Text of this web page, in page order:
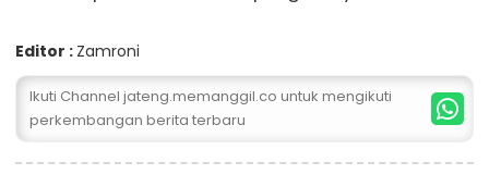
Editor : Zamroni
Ikuti Channel jateng.memanggil.co untuk mengikuti
perkembangan berita terbaru